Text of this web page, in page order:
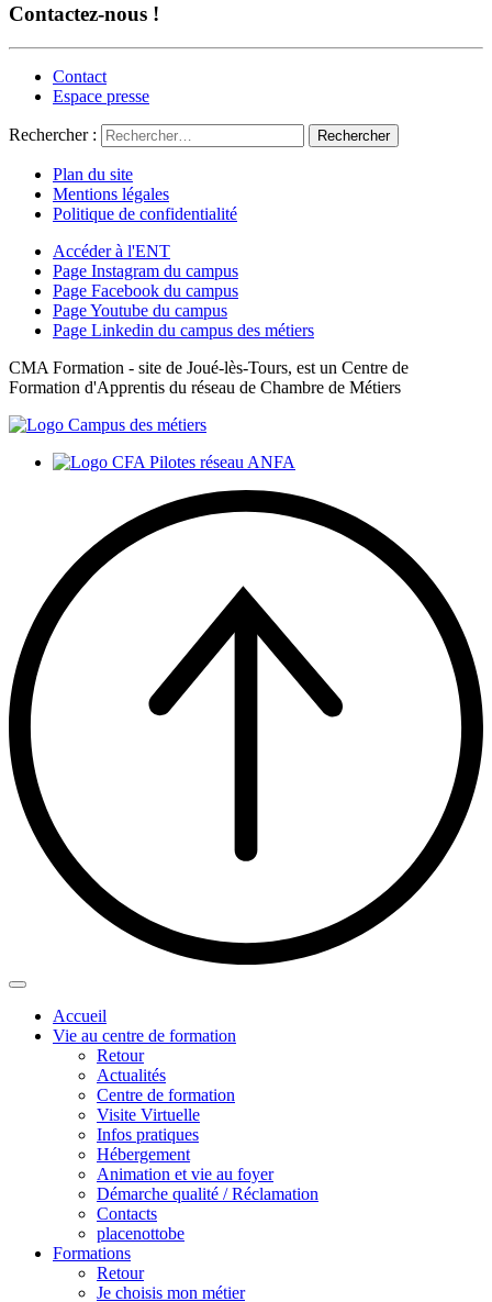
Contactez-nous !
Contact
Espace presse
Rechercher :
Plan du site
Mentions légales
Politique de confidentialité
Accéder à l'ENT
Page Instagram du campus
Page Facebook du campus
Page Youtube du campus
Page Linkedin du campus des métiers
CMA Formation - site de Joué-lès-Tours, est un Centre de
Formation d'Apprentis du réseau de Chambre de Métiers
Accueil
Vie au centre de formation
Retour
Actualités
Centre de formation
Visite Virtuelle
Infos pratiques
Hébergement
Animation et vie au foyer
Démarche qualité / Réclamation
Contacts
placenottobe
Formations
Retour
Je choisis mon métier